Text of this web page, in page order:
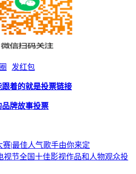
发红包
着的就是投票链接
牌故事投票
赛|最佳人气歌手由你来定
视节全国十佳影视作品和人物观众投